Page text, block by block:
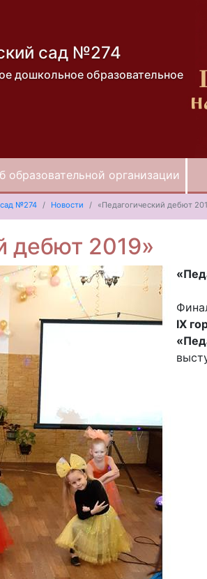
сад №274
дошкольное образовательное
образовательной организации
№274 Новости «Педагогический дебют
дебют 2019»
IX